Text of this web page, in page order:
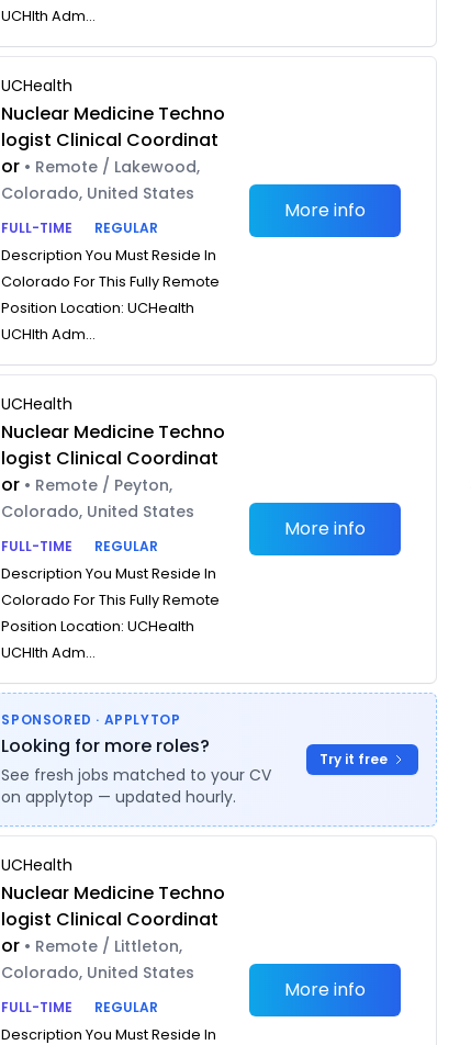
UCHlth Adm...
UCHealth
Nuclear Medicine Techno
logist Clinical Coordinat
or • Remote / Lakewood,
Colorado, United States
FULL-TIME
REGULAR
Description You Must Reside In
Colorado For This Fully Remote
Position Location: UCHealth
UCHlth Adm...
More info
UCHealth
Nuclear Medicine Techno
logist Clinical Coordinat
or • Remote / Peyton,
Colorado, United States
FULL-TIME
REGULAR
Description You Must Reside In
Colorado For This Fully Remote
Position Location: UCHealth
UCHlth Adm...
More info
SPONSORED · APPLYTOP
Looking for more roles?
See fresh jobs matched to your CV
on applytop — updated hourly.
Try it free
UCHealth
Nuclear Medicine Techno
logist Clinical Coordinat
or • Remote / Littleton,
Colorado, United States
FULL-TIME
REGULAR
Description You Must Reside In
More info